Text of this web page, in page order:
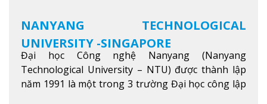
NANYANG TECHNOLOGICAL
UNIVERSITY -SINGAPORE
Đại học Công nghệ Nanyang (Nanyang
Technological University – NTU) được thành lập
năm 1991 là một trong 3 trường Đại học công lập